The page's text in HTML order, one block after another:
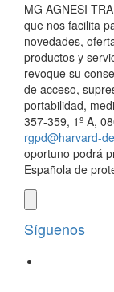
MG AGNESI
que nos facilita
novedades,
productos y
revoque su
de acceso,
portabilidad,
357-359, 1º A,
rgpd@harvard-
oportuno podrá
Española de
Síguenos